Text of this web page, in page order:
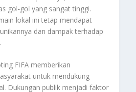
gol-gol yang sangat tinggi.
lokal ini tetap mendapat
dan dampak terhadap
FIFA memberikan
untuk mendukung
Dukungan publik menjadi faktor